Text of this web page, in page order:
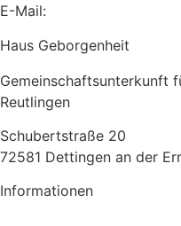
E-Mail:
Haus Geborgenheit
Gemeinschaftsunterkunft
Reutlingen
Schubertstraße 20
72581 Dettingen an der
Informationen